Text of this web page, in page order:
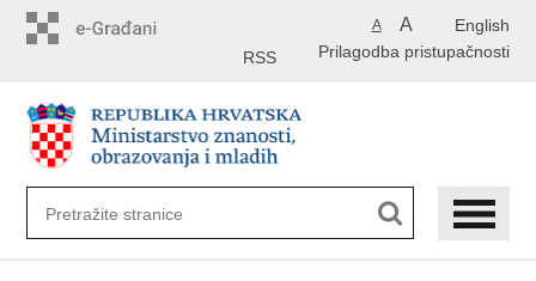
English
A A
Prilagodba pristupačnosti
RSS